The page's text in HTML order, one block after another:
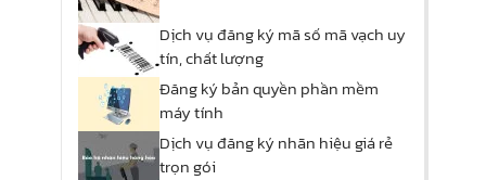
Dịch vụ đăng ký mã số mã vạch uy
tín, chất lượng
Đăng ký bản quyền phần mềm
máy tính
Dịch vụ đăng ký nhãn hiệu giá rẻ
trọn gói